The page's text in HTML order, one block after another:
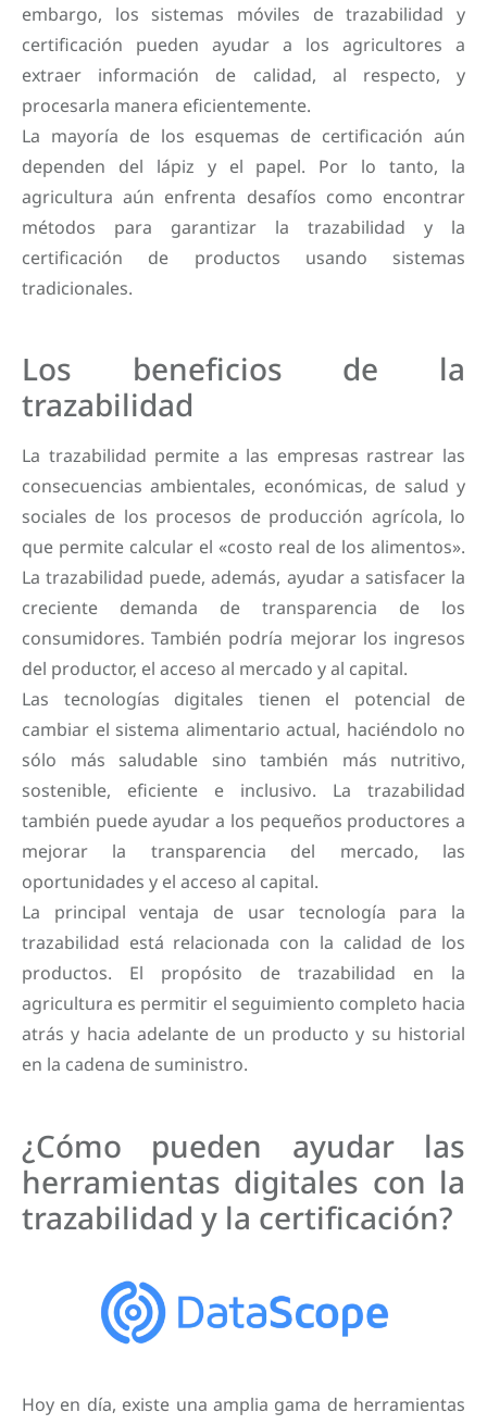
embargo, los sistemas móviles de trazabilidad y
certificación pueden ayudar a los agricultores a
extraer información de calidad, al respecto, y
procesarla manera eficientemente.
La mayoría de los esquemas de certificación aún
dependen del lápiz y el papel. Por lo tanto, la
agricultura aún enfrenta desafíos como encontrar
métodos para garantizar la trazabilidad y la
certificación de productos usando sistemas
tradicionales.
Los beneficios de la
trazabilidad
La trazabilidad permite a las empresas rastrear las
consecuencias ambientales, económicas, de salud y
sociales de los procesos de producción agrícola, lo
que permite calcular el «costo real de los alimentos».
La trazabilidad puede, además, ayudar a satisfacer la
creciente demanda de transparencia de los
consumidores. También podría mejorar los ingresos
del productor, el acceso al mercado y al capital.
Las tecnologías digitales tienen el potencial de
cambiar el sistema alimentario actual, haciéndolo no
sólo más saludable sino también más nutritivo,
sostenible, eficiente e inclusivo. La trazabilidad
también puede ayudar a los pequeños productores a
mejorar la transparencia del mercado, las
oportunidades y el acceso al capital.
La principal ventaja de usar tecnología para la
trazabilidad está relacionada con la calidad de los
productos. El propósito de trazabilidad en la
agricultura es permitir el seguimiento completo hacia
atrás y hacia adelante de un producto y su historial
en la cadena de suministro.
¿Cómo pueden ayudar las
herramientas digitales con la
trazabilidad y la certificación?
Hoy en día, existe una amplia gama de herramientas